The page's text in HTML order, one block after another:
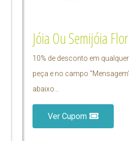
Jóia Ou Semijóia
10% de desconto em
peça e no campo
abaixo…
Ver Cupom